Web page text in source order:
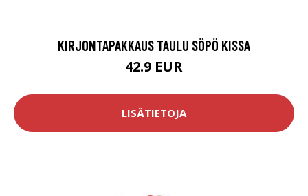
KIRJONTAPAKKAUS TAULU SÖPÖ KISSA
42.9 EUR
LISÄTIETOJA